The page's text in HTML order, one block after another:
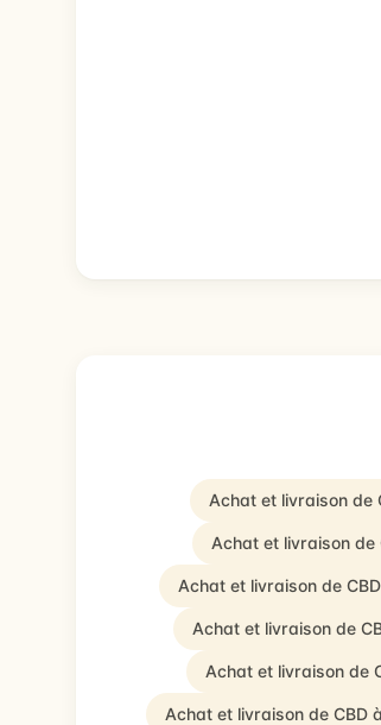
Achat et livraison de
Achat et livraison de
Achat et livraison de
Achat et livraison de
Achat et livraison de
Achat et livraison de CBD